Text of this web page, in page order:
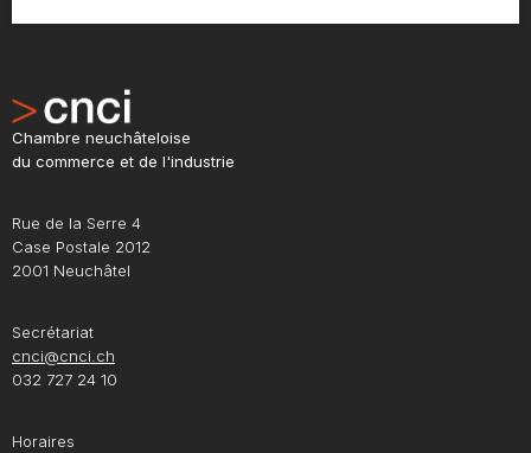
Chambre neuchâteloise
du commerce et de l'industrie
Rue de la Serre 4
Case Postale 2012
2001 Neuchâtel
Secrétariat
cnci@cnci.ch
032 727 24 10
Horaires